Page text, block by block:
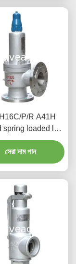
P/R A41H
spring loaded low
safety valve,
for equipment
pipeline
সেরা দাম পান